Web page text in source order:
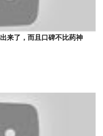
来了，而且口碑不比药神